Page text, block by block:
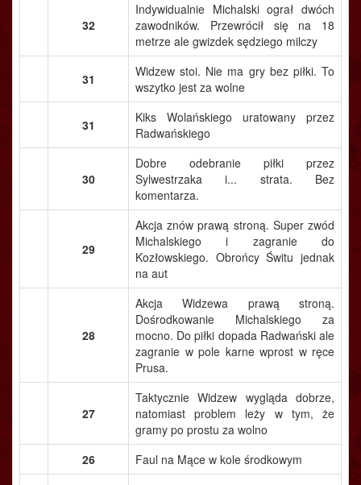
32
Indywidualnie Michalski ograł dwóch
zawodników. Przewrócił się na 18
metrze ale gwizdek sędziego milczy
31
Widzew stoi. Nie ma gry bez piłki. To
wszytko jest za wolne
31
Kiks Wolańskiego uratowany przez
Radwańskiego
30
Dobre odebranie piłki przez
Sylwestrzaka i... strata. Bez
komentarza.
29
Akcja znów prawą stroną. Super zwód
Michalskiego i zagranie do
Kozłowskiego. Obrońcy Świtu jednak
na aut
28
Akcja Widzewa prawą stroną.
Dośrodkowanie Michalskiego za
mocno. Do piłki dopada Radwański ale
zagranie w pole karne wprost w ręce
Prusa.
27
Taktycznie Widzew wygląda dobrze,
natomiast problem leży w tym, że
gramy po prostu za wolno
26
Faul na Mące w kole środkowym